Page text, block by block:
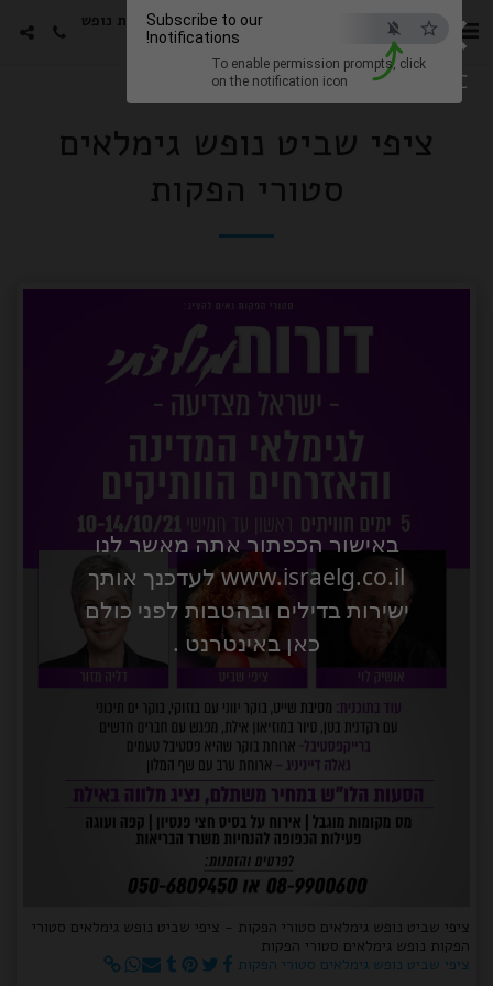
×
ESC
באישור הכפתור אתה מאשר לנו
www.israelg.co.il לעדכנך אותך
ישירות בדילים ובהטבות לפני כולם
כאן באינטרנט .
Subscribe to our
notifications!
To enable permission prompts, click
on the notification icon
סטורי הפקות -גימלאים חבילות נופש
עם האמנים האהובים
ציפי שביט נופש גימלאים
סטורי הפקות
ציפי שביט נופש גימלאים סטורי הפקות - ציפי שביט נופש גימלאים סטורי
הפקות נופש גימלאים סטורי הפקות
ציפי שביט נופש גימלאים סטורי הפקות